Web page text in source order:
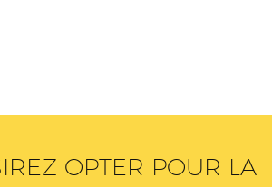
OPTER POUR LA